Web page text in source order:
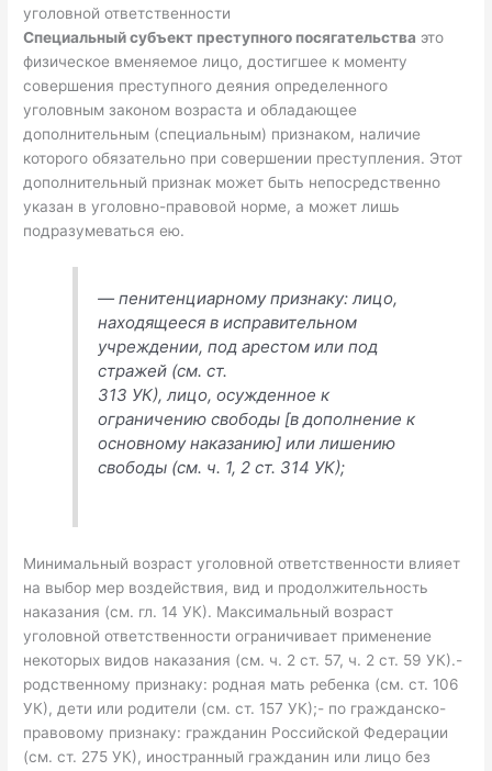
уголовной ответственности
Специальный субъект преступного посягательства это
физическое вменяемое лицо, достигшее к моменту
совершения преступного деяния определенного
уголовным законом возраста и обладающее
дополнительным (специальным) признаком, наличие
которого обязательно при совершении преступления. Этот
дополнительный признак может быть непосредственно
указан в уголовно-правовой норме, а может лишь
подразумеваться ею.
— пенитенциарному признаку: лицо,
находящееся в исправительном
учреждении, под арестом или под
стражей (см. ст.
313 УК), лицо, осужденное к
ограничению свободы [в дополнение к
основному наказанию] или лишению
свободы (см. ч. 1, 2 ст. 314 УК);
Минимальный возраст уголовной ответственности влияет
на выбор мер воздействия, вид и продолжительность
наказания (см. гл. 14 УК). Максимальный возраст
уголовной ответственности ограничивает применение
некоторых видов наказания (см. ч. 2 ст. 57, ч. 2 ст. 59 УК).-
родственному признаку: родная мать ребенка (см. ст. 106
УК), дети или родители (см. ст. 157 УК);- по гражданско-
правовому признаку: гражданин Российской Федерации
(см. ст. 275 УК), иностранный гражданин или лицо без